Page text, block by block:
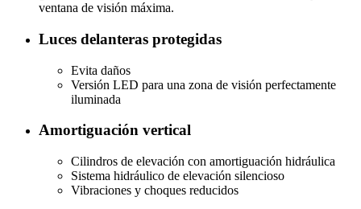
ventana de visión máxima.
Luces delanteras protegidas
Evita daños
Versión LED para una zona de visión perfectamente
iluminada
Amortiguación vertical
Cilindros de elevación con amortiguación hidráulica
Sistema hidráulico de elevación silencioso
Vibraciones y choques reducidos